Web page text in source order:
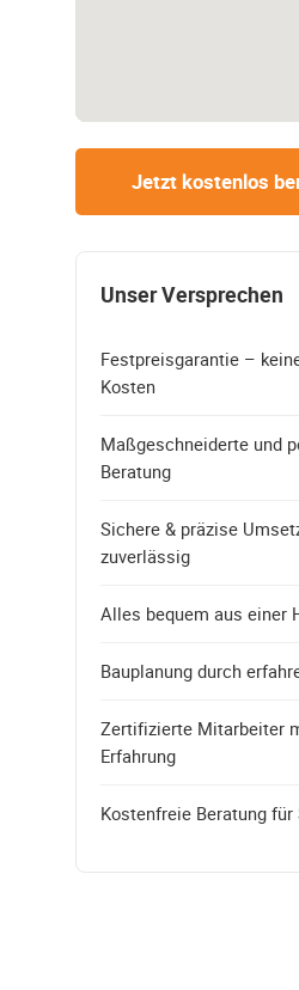
Jetzt kostenlos
Unser Versprechen
Festpreisgarantie –
Kosten
Maßgeschneiderte und
Beratung
Sichere & präzise
zuverlässig
Alles bequem aus einer
Bauplanung durch
Zertifizierte Mitarbeiter
Erfahrung
Kostenfreie Beratung für